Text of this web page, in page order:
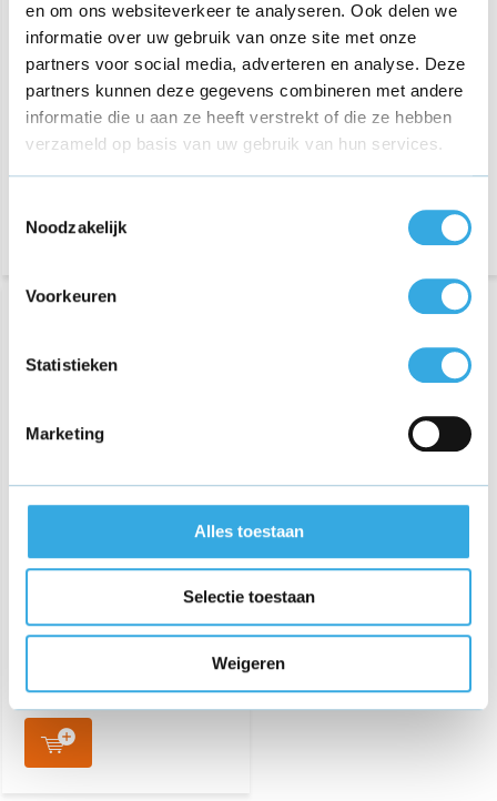
en om ons websiteverkeer te analyseren. Ook delen we
informatie over uw gebruik van onze site met onze
partners voor social media, adverteren en analyse. Deze
partners kunnen deze gegevens combineren met andere
informatie die u aan ze heeft verstrekt of die ze hebben
verzameld op basis van uw gebruik van hun services.
Noodzakelijk
Voorkeuren
Statistieken
Marketing
Alles toestaan
Selectie toestaan
Weigeren
349 reviews
Aansluiting:Lightning
2 Meter
39 reviews
Aansluiting:USB-A
Vermogen: 12 Watt
iPad kabel 1m + adapter
€ 24,95
Aansluiting:Lightning